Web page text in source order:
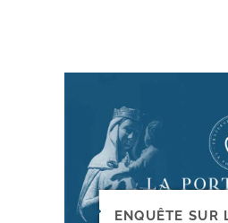
ENQUÊTE SUR